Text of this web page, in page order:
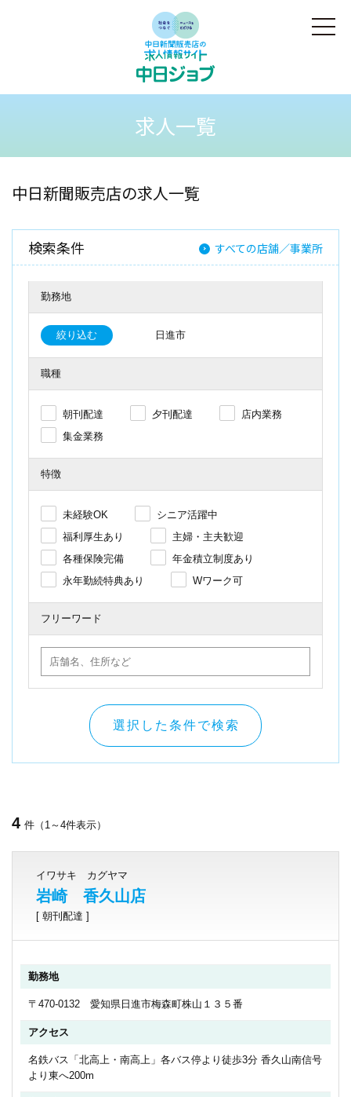
求人一覧
中日新聞販売店の求人一覧
検索条件 すべての店舗／事業所
勤務地
絞り込む 日進市
職種
朝刊配達 夕刊配達
店内業務
集金業務
特徴
未経験OK
シニア活躍中
福利厚生あり
主婦・主夫歓迎
各種保険完備
年金積立制度あり
永年勤続特典あり
Wワーク可
フリーワード
選択した条件で検索
4 件（1～4件表示）
イワサキ カグヤマ
岩崎 香久山店
[ 朝刊配達 ]
勤務地
〒470-0132 愛知県日進市梅森町株山１３５番
アクセス
名鉄バス「北高上・南高上」各バス停より徒歩3分 香久山南信号
より東へ200m